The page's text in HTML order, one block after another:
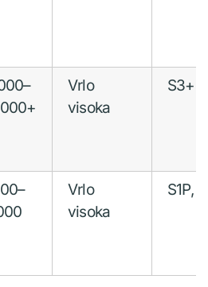
Vrlo
visoka
S3+
Vrlo
visoka
S1P,